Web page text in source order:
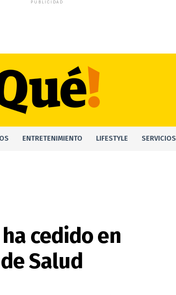
PUBLICIDAD
ENTRETENIMIENTO LIFESTYLE SERVICIOS
cedido en
Salud